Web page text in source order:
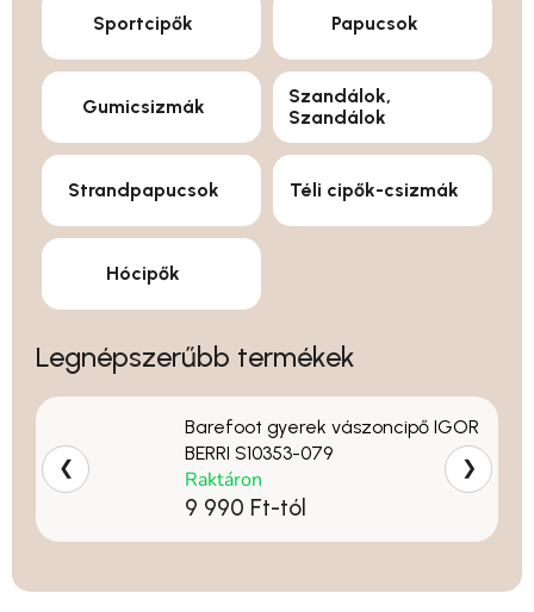
Sportcipők Papucsok
Gumicsizmák
Szandálok,
Szandálok
Strandpapucsok Téli cipők-csizmák
Hócipők
Legnépszerűbb termékek
Barefoot gyerek vászoncipő IGOR
BERRI S10353-079
Raktáron
9 990 Ft-tól
❮ ❯